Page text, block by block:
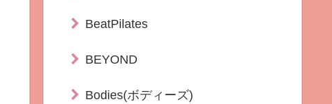
BeatPilates
BEYOND
Bodies(ボディーズ)